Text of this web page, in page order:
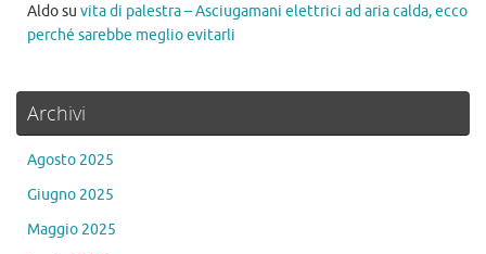
Aldosu vita di palestra – Asciugamani elettrici ad aria calda, ecco
perché sarebbe meglio evitarli
Archivi
Agosto 2025
Giugno 2025
Maggio 2025